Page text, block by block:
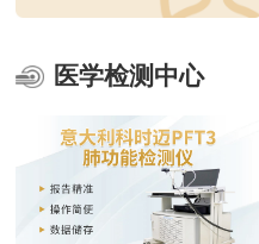
医学检测中心